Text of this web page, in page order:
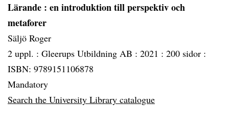
Lärande : en introduktion till perspektiv och
metaforer
Säljö Roger
2 uppl. : Gleerups Utbildning AB : 2021 : 200 sidor :
ISBN: 9789151106878
Mandatory
Search the University Library catalogue